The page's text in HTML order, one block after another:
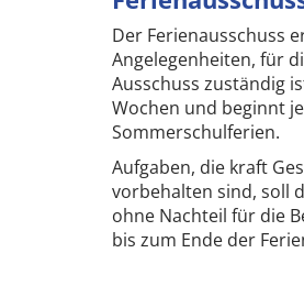
Der Ferienausschuss
Angelegenheiten, für
Ausschuss zuständig
Wochen und beginnt
Sommerschulferien.
Aufgaben, die kraft
vorbehalten sind, soll
ohne Nachteil für die
bis zum Ende der